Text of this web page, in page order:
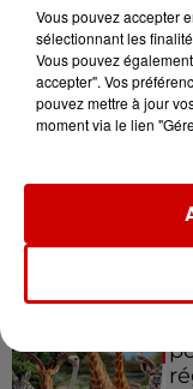
Jeux
Vous pouvez accepter
sélectionnant les
Vous pouvez
accepter". Vos
pouvez mettre à jour
moment via le lien